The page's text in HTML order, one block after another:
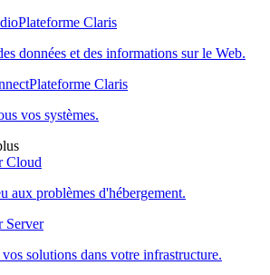
Plateforme Claris
données et des informations sur le Web.
Plateforme Claris
vos systèmes.
Cloud
aux problèmes d'hébergement.
Server
solutions dans votre infrastructure.